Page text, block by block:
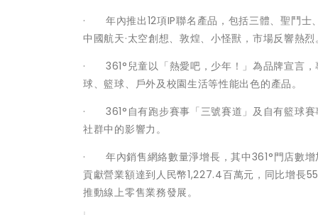
· 年內推出12項IP聯名產品，包括三體、聖鬥士
中國航天·太空創想、敦煌、小怪獸，市場反響熱烈
· 361°兒童以「熱愛吧，少年！」為品牌宣言，
球、籃球、戶外及校園生活等性能出色的產品。
· 361°自有跑步賽事「三號賽道」及自有籃球賽
社群中的影響力。
· 年內銷售網絡數量淨增長，其中361°門店數增
貢獻營業額達到人民幣1,227.4百萬元，同比增長
推動線上零售業務發展。